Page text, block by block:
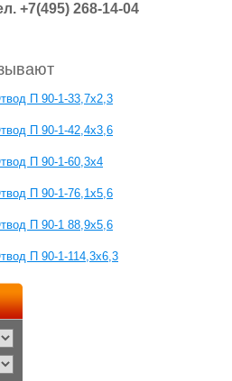
+7(495) 268-14-04
П 90-1-33,7x2,3
П 90-1-42,4х3,6
П 90-1-60,3x4
П 90-1-76,1x5,6
П 90-1 88,9x5,6
П 90-1-114,3x6,3